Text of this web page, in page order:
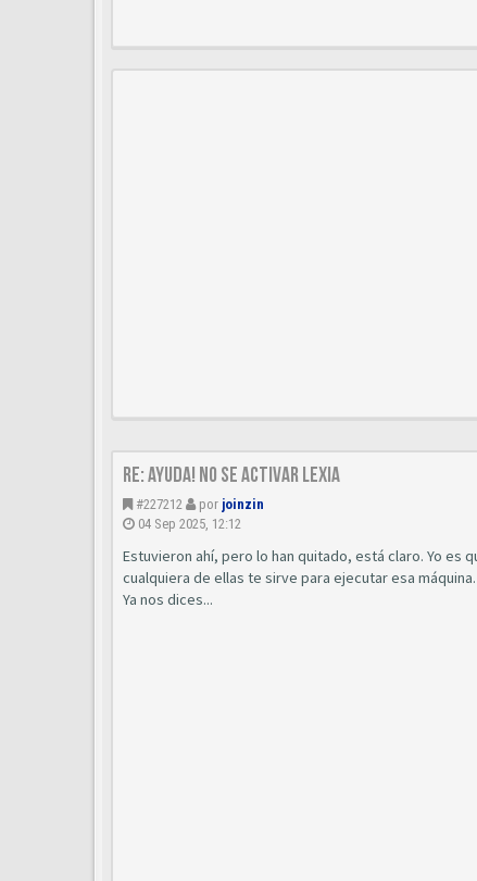
Re: AYUDA! No se activar Lexia
#227212 por joinzin
04 Sep 2025, 12:12
Estuvieron ahí, pero lo han quitado, está claro. Yo es
cualquiera de ellas te sirve para ejecutar esa máquina.
Ya nos dices...